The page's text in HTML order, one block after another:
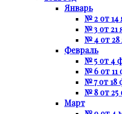
Январь
№ 2 от 14
№ 3 от 21
№ 4 от 28
Февраль
№ 5 от 4
№ 6 от 11
№ 7 от 18
№ 8 от 25
Март